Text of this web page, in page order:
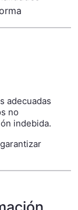
adecuadas
no
indebida.